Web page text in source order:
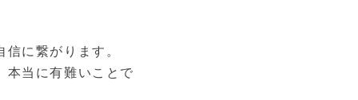
に繋がります。
本当に有難いことで